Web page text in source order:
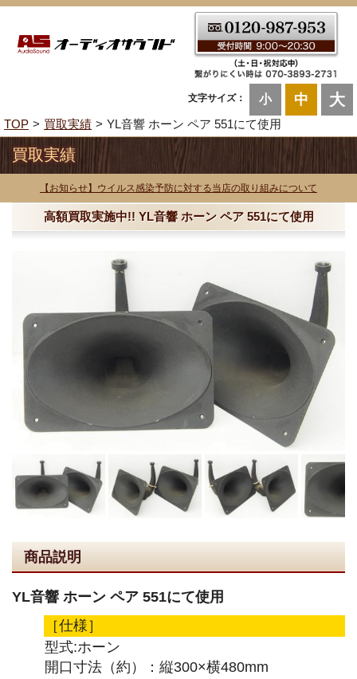
文字サイズ： 小 中 大
TOP 買取実績 YL音響 ホーン ペア 551にて使用
買取実績
【お知らせ】ウイルス感染予防に対する当店の取り組みについて
高額買取実施中!! YL音響 ホーン ペア 551にて使用
商品説明
YL音響 ホーン ペア 551にて使用
［仕様］
型式:ホーン
開口寸法（約）：縦300×横480mm